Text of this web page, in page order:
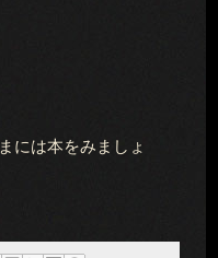
には本をみましょ